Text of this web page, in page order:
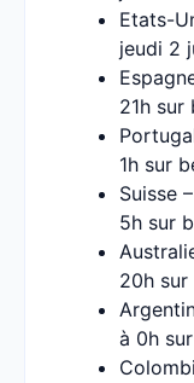
Etats-
jeudi 2
21h sur
1h sur
Suisse
5h sur
20h sur
à 0h